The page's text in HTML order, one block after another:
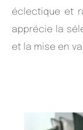
éclectique et
apprécie la
et la mise en